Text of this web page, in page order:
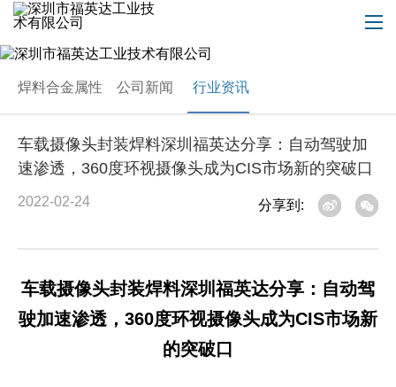
焊料合金属性 公司新闻 行业资讯
​车载摄像头封装焊料深圳福英达分享：自动驾驶加
速渗透，360度环视摄像头成为CIS市场新的突破口
2022-02-24 分享到:
车载摄像头封装焊料深圳福英达分享：自动驾
驶加速渗透，360度环视摄像头成为CIS市场新
的突破口